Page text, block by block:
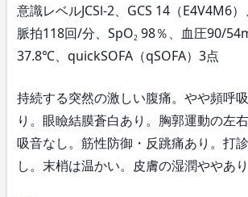
意識レベルJCSⅠ-2、GCS 14（E4V4M6
脈拍118回/分、SpO2 98％、血圧90/
37.8℃、quickSOFA（qSOFA）3点
持続する突然の激しい腹痛。やや頻呼
り。眼瞼結膜蒼白あり。胸郭運動の左
吸音なし。筋性防御・反跳痛あり。打
し。末梢は温かい。皮膚の湿潤ややあり